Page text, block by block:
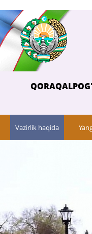
Vazirlik haqida